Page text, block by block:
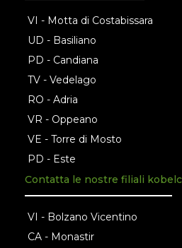
VI - Motta di Costabissara
UD - Basiliano
PD - Candiana
TV - Vedelago
RO - Adria
VR - Oppeano
VE - Torre di Mosto
PD - Este
Contatta le nostre filiali
VI - Bolzano Vicentino
CA - Monastir